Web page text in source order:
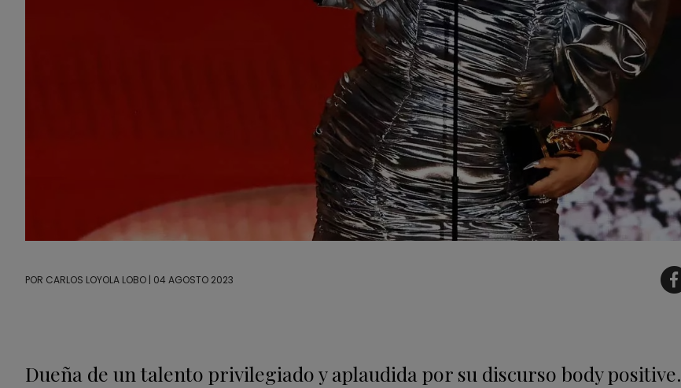
POR CARLOS LOYOLA LOBO | 04 AGOSTO 2023
Dueña de un talento privilegiado y aplaudida por su discurso body positive.